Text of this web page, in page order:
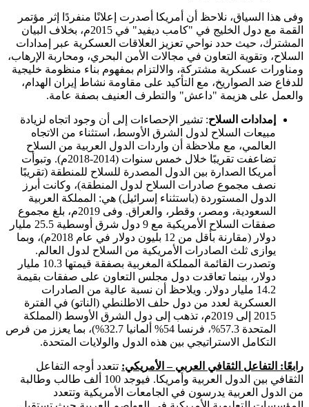
وفى هذا السياق، نلاحظ أن أمريكا أصدرت إعلانًا منفردًا إثر مؤتمر
القمة مع دول الخليج في "كامب ديفيد" في 2015م، بخلاف البيان
المشترك، حيث حدد نواحي تعزيز العلاقات العسكرية عبر إمدادات
السلاح، وتقوية التعاون في مجالات الأمن البحري، ومحاربة الإرهاب،
ومناورات عسكرية مشتركة، والالتزام بمفهوم بناء منظومة خليجية
للدفاع ضد الصواريخ، مع التأكيد على مقاومة نشاط إيران الهدام،
والعمل على هزيمة "داعش" والتطرف العنيف بصفة عامة.
إمدادات السلاح: تشير الإحصاءات إلى أن وجود اتجاه لزيادة
مبيعات السلاح لدول الشرق الأوسط، استثناء من الاتجاه
العالمي، مع ملاحظة أن واردات الدول العربية من السلاح
تضاعفت تقريبًا خلال خمس سنوات (2014-2018م). وتبوأت
أمريكا الصدارة بين الدول المصدرة للسلاح للمنطقة (تقريبًا
نصف مجموع صادرات السلاح لدول المنطقة)، وكانت أبرز
الدول المستوردة (باستثناء إسرائيل) هي: المملكة العربية
السعودية، ومصر، وقطر، والعراق. وفى 2019م، بلغ مجموع
صفقات السلاح الأمريكية مع 9 دول شرق أوسطية 25.5 مليار
دولار (مقارنة بأقل من 12 بليون دولار في عام 2018م)، وبما
يوازى ثلث الصادرات الأمريكية من السلاح لدول العالم.
وتصدرت القائمة المملكة المغربية بصفقة قيمتها 10.3 مليار
دولار، بينما تعاقدت دول مجلس التعاون على صفقات بقيمة
14.2 مليار دولار. ويلاحظ أن نسبة عالية من الصادرات
العسكرية لعدد من دول حلف الاطلنطي (الناتو) في الفترة
2015 إلى 2019م، تذهب إلى دول الشرق الأوسط (المملكة
المتحدة 57.3%، فرنسا 54% ألمانيا 32.7%)، بما يعزز من فرص
التكامل الاستراتيجي بين هذه الدول والولايات المتحدة.
رابعًا: التفاعل الثقافي العربي – الأمريكي: تتعدد أوجه التفاعل
الثقافي بين الدول العربية وأمريكا. فيوجد 100 ألف طالب وطالبة
من الدول العربية يدرسون في الجامعات الأمريكية وتتعدد